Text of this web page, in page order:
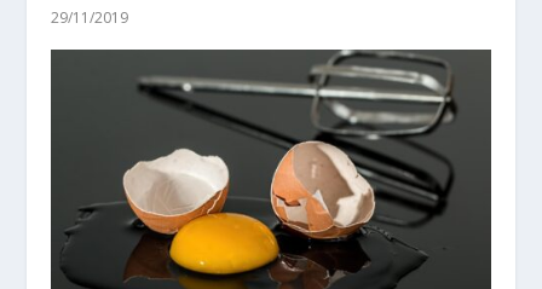
29/11/2019